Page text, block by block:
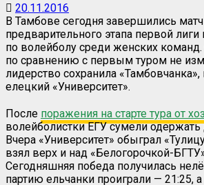
20.11.2016
В Тамбове сегодня завершились
предварительного этапа первой
по волейболу среди женских
по сравнению с первым туром не
лидерство сохранила
елецкий «Университет».
После поражения на старте тура от
волейболистки ЕГУ сумели
Вчера «Университет» обыграл
взял верх и над «Белогорочкой-
Сегодняшняя победа получилась
партию ельчанки проиграли — 21:25,